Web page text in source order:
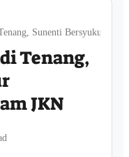
Sunenti Bersyukur
Tenang,
JKN